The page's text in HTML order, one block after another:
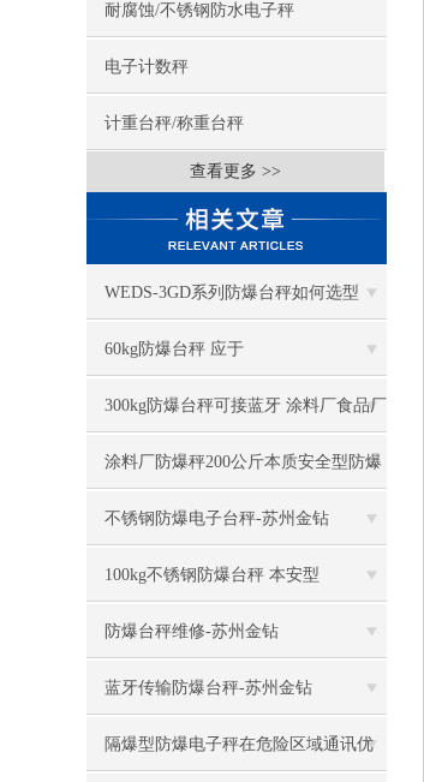
耐腐蚀/不锈钢防水电子秤
电子计数秤
计重台秤/称重台秤
查看更多 >>
WEDS-3GD系列防爆台秤如何选型
60kg防爆台秤 应于
ibIIT4,bllBT4,iallCT5
300kg防爆台秤可接蓝牙 涂料厂食品厂
2区防爆秤
涂料厂防爆秤200公斤本质安全型防爆
台秤 带RS232通讯
不锈钢防爆电子台秤-苏州金钻
100kg不锈钢防爆台秤 本安型
防爆台秤维修-苏州金钻
蓝牙传输防爆台秤-苏州金钻
隔爆型防爆电子秤在危险区域通讯优